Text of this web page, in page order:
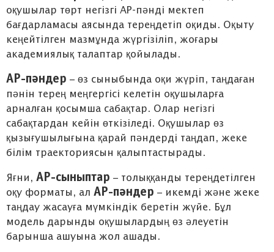
оқушылар төрт негізгі AP-пәнді мектеп
бағдарламасы аясында тереңдетіп оқиды. Оқыту
кеңейтілген мазмұнда жүргізіліп, жоғары
академиялық талаптар қойылады.
AP-пәндер – өз сыныбында оқи жүріп, таңдаған
пәнін терең меңгергісі келетін оқушыларға
арналған қосымша сабақтар. Олар негізгі
сабақтардан кейін өткізіледі. Оқушылар өз
қызығушылығына қарай пәндерді таңдап, жеке
білім траекториясын қалыптастырады.
Яғни, AP-сыныптар – толыққанды тереңдетілген
оқу форматы, ал AP-пәндер – икемді және жеке
таңдау жасауға мүмкіндік беретін жүйе. Бұл
модель дарынды оқушылардың өз әлеуетін
барынша ашуына жол ашады.